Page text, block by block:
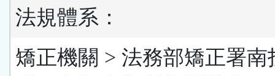
法規體系：
矯正機關 > 法務部矯正署南